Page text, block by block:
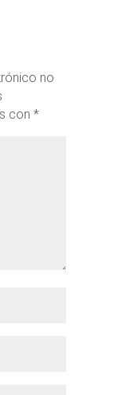
no
con *